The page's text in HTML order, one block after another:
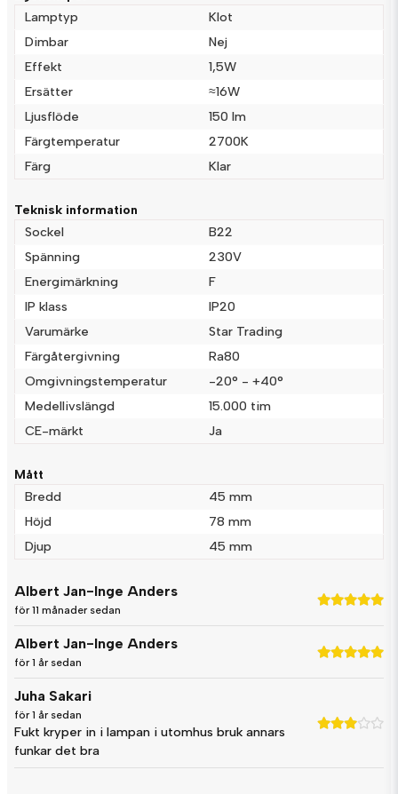
name
email
Mejladress
Ja, ni får publicera min fråga
Lamptyp
Klot
Dimbar
Nej
Effekt
1,5W
Ersätter
≈16W
Ljusflöde
150 lm
Färgtemperatur
2700K
Färg
Klar
Teknisk information
Sockel
B22
Spänning
230V
Energimärkning
F
IP klass
IP20
Varumärke
Star Trading
Färgåtergivning
Ra80
Omgivningstemperatur
-20° - +40°
Medellivslängd
15.000 tim
CE-märkt
Ja
Mått
Bredd
45 mm
Höjd
78 mm
Djup
45 mm
Albert Jan-Inge Anders
för 11 månader sedan
Albert Jan-Inge Anders
för 1 år sedan
Juha Sakari
för 1 år sedan
Fukt kryper in i lampan i utomhus bruk annars
funkar det bra